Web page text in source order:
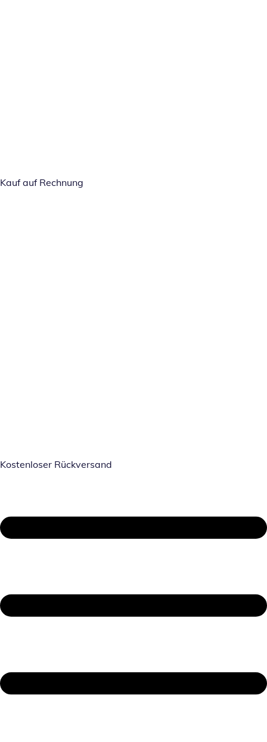
Kauf auf Rechnung
Kostenloser Rückversand